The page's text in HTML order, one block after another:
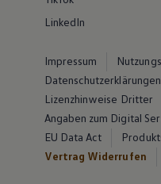
LinkedIn
Impressum
Datenschutzerklärungen
Lizenzhinweise Dritter
Angaben zum Digital
EU Data Act
Vertrag Widerrufen